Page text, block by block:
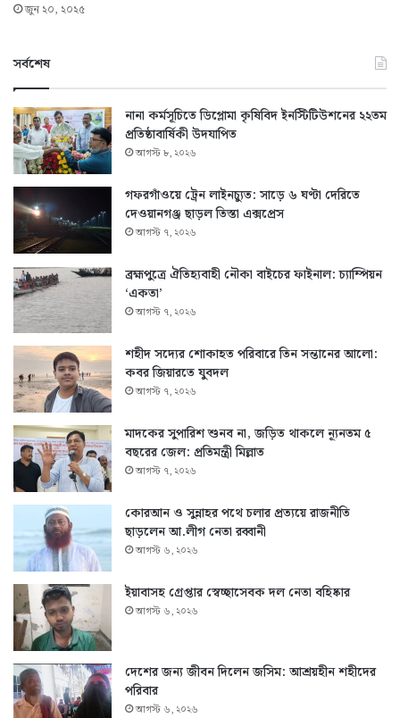
জুন ২০, ২০২৫
সর্বশেষ
নানা কর্মসূচিতে ডিপ্লোমা কৃষিবিদ ইনস্টিটিউশনের ২২তম
প্রতিষ্ঠাবার্ষিকী উদযাপিত
আগস্ট ৮, ২০২৬
গফরগাঁওয়ে ট্রেন লাইনচ্যুত: সাড়ে ৬ ঘণ্টা দেরিতে
দেওয়ানগঞ্জ ছাড়ল তিস্তা এক্সপ্রেস
আগস্ট ৭, ২০২৬
ব্রহ্মপুত্রে ঐতিহ্যবাহী নৌকা বাইচের ফাইনাল: চ্যাম্পিয়ন
‘একতা’
আগস্ট ৭, ২০২৬
শহীদ সদ্যের শোকাহত পরিবারে তিন সন্তানের আলো:
কবর জিয়ারতে যুবদল
আগস্ট ৭, ২০২৬
মাদকের সুপারিশ শুনব না, জড়িত থাকলে ন্যূনতম ৫
বছরের জেল: প্রতিমন্ত্রী মিল্লাত
আগস্ট ৭, ২০২৬
কোরআন ও সুন্নাহর পথে চলার প্রত্যয়ে রাজনীতি
ছাড়লেন আ.লীগ নেতা রব্বানী
আগস্ট ৬, ২০২৬
ইয়াবাসহ গ্রেপ্তার স্বেচ্ছাসেবক দল নেতা বহিষ্কার
আগস্ট ৬, ২০২৬
দেশের জন্য জীবন দিলেন জসিম: আশ্রয়হীন শহীদের
পরিবার
আগস্ট ৬, ২০২৬